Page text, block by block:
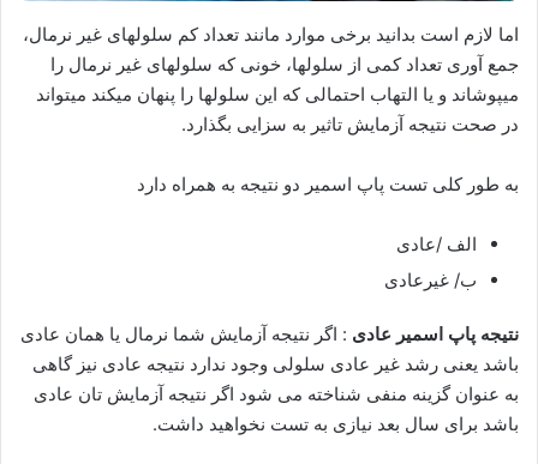
اما لازم است بدانید برخی موارد مانند تعداد کم سلول‎های غیر نرمال،
جمع آوری تعداد کمی از سلول‎ها، خونی که سلول‎های غیر نرمال را
می‎پوشاند و یا التهاب احتمالی که این سلول‎ها را پنهان می‎کند می‎تواند
در صحت نتیجه آزمایش تاثیر به سزایی بگذارد.
به طور کلی تست پاپ اسمیر دو نتیجه به همراه دارد
الف /عادی
ب/ غیرعادی
نتیجه پاپ اسمیر عادی : اگر نتیجه آزمایش شما نرمال یا همان عادی
باشد یعنی رشد غیر عادی سلولی وجود ندارد نتیجه عادی نیز گاهی
به عنوان گزینه منفی شناخته می شود اگر نتیجه آزمایش تان عادی
باشد برای سال بعد نیازی به تست نخواهید داشت.